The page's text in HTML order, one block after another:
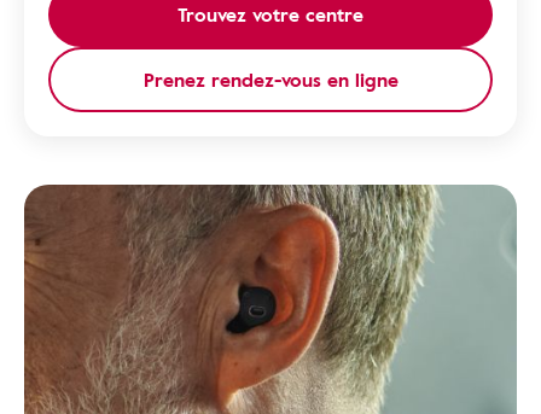
Trouvez votre centre
Prenez rendez-vous en ligne